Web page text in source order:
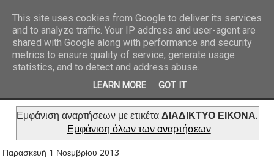
REPORTAZ NET
Εμφάνιση αναρτήσεων με ετικέτα ΔΙΑΔΙΚΤΥΟ ΕΙΚΟΝΑ.
Εμφάνιση όλων των αναρτήσεων
Παρασκευή 1 Νοεμβρίου 2013
This site uses cookies from Google to deliver its services
and to analyze traffic. Your IP address and user-agent are
shared with Google along with performance and security
metrics to ensure quality of service, generate usage
statistics, and to detect and address abuse.
LEARN MORE GOT IT